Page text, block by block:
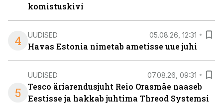
komistuskivi
4 UUDISED 05.08.26, 12:31
Havas Estonia nimetab ametisse uue juhi
5
UUDISED 07.08.26, 09:31
Tesco äriarendusjuht Reio Orasmäe naaseb
Eestisse ja hakkab juhtima Threod Systemsi